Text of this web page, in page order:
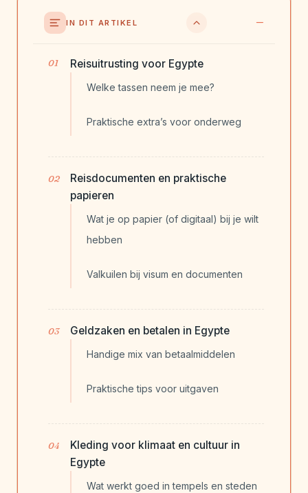
IN DIT ARTIKEL
Reisuitrusting voor Egypte
Welke tassen neem je mee?
Praktische extra’s voor onderweg
Reisdocumenten en praktische
papieren
Wat je op papier (of digitaal) bij je wilt
hebben
Valkuilen bij visum en documenten
Geldzaken en betalen in Egypte
Handige mix van betaalmiddelen
Praktische tips voor uitgaven
Kleding voor klimaat en cultuur in
Egypte
Wat werkt goed in tempels en steden